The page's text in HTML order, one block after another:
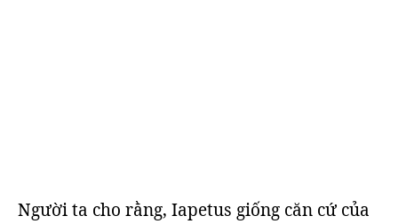
Người ta cho rằng, Iapetus giống căn cứ của